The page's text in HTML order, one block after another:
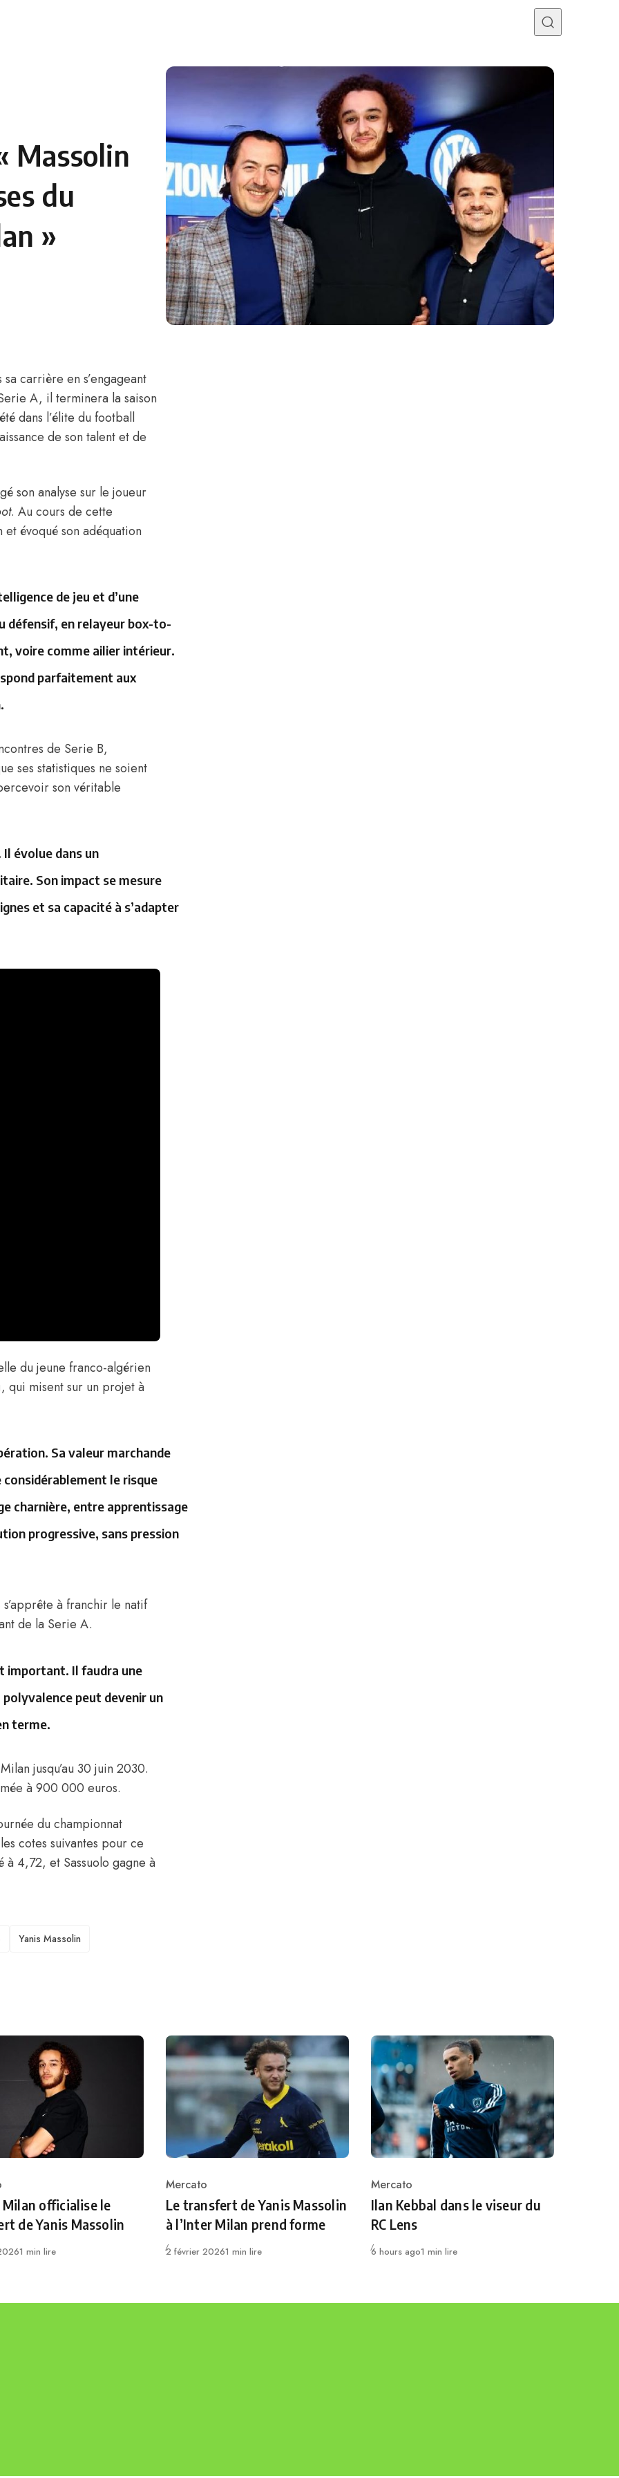
Massolin
du
»
sa carrière en s’engageant
A, il terminera la saison
dans l’élite du football
de son talent et de
son analyse sur le joueur
. Au cours de cette
évoqué son adéquation
de jeu et d’une
défensif, en relayeur box-to-
voire comme ailier intérieur.
parfaitement aux
de Serie B,
ses statistiques ne soient
son véritable
évolue dans un
Son impact se mesure
et sa capacité à s’adapter
du jeune franco-algérien
misent sur un projet à
Sa valeur marchande
le risque
charnière, entre apprentissage
progressive, sans pression
à franchir le natif
de la Serie A.
important. Il faudra une
peut devenir un
terme.
jusqu’au 30 juin 2030.
à 900 000 euros.
du championnat
cotes suivantes pour ce
à 4,72, et Sassuolo gagne à
Yanis Massolin
Milan officialise le
de Yanis Massolin
1 min lire
Category
Mercato
Le transfert de Yanis Massolin
à l’Inter Milan prend forme
Publié
2 février 20261 min lire
Category
Mercato
Ilan Kebbal dans le viseur du
RC Lens
Publié
6 hours ago1 min lire